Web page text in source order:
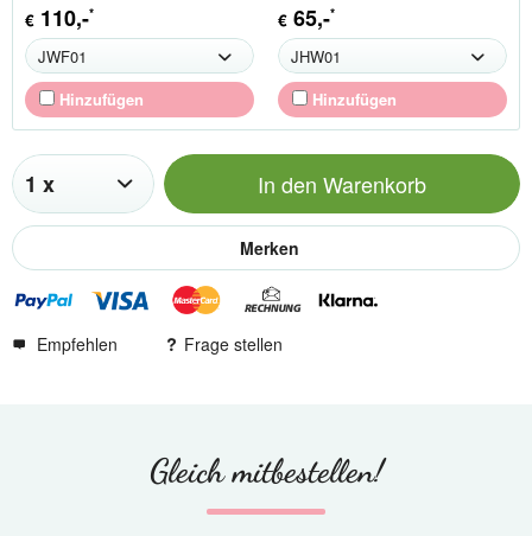
€ 110,-*
Hinzufügen
€ 65,-*
Hinzufügen
In den Warenkorb
Merken
Empfehlen Frage stellen
Gleich mitbestellen!